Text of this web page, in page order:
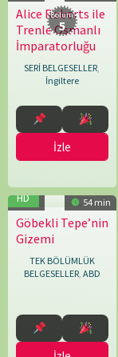
Bölüm:
5
Alice Roberts ile
Trenle Osmanlı
İmparatorluğu
SERİ BELGESELLER
İngiltere
01.09.2024
Jonathan
Stow,
Paul
Crompton
İzle
7.1 54 min
HD
Göbekli Tepe’nin
Gizemi
TEK BÖLÜMLÜK
BELGESELLER, ABD
25.02.2026
Simon
Rawles